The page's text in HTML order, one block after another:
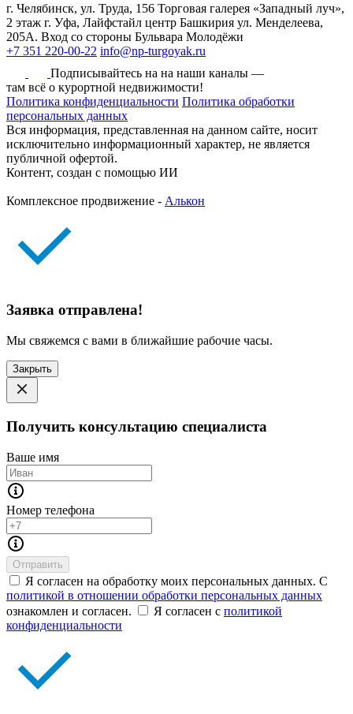
г. Челябинск, ул. Труда, 156 Торговая галерея «Западный луч»,
2 этаж г. Уфа, Лайфстайл центр Башкирия ул. Менделеева,
205А. Вход со стороны Бульвара Молодёжи
+7 351 220-00-22 info@np-turgoyak.ru
Подписывайтесь на на наши каналы —
там всё о курортной недвижимости!
Политика конфиденциальности Политика обработки
персональных данных
Вся информация, представленная на данном сайте, носит
исключительно информационный характер, не является
публичной офертой.
Контент, создан с помощью ИИ
Комплексное продвижение - Алькон
Заявка отправлена!
Мы свяжемся с вами в ближайшие рабочие часы.
Закрыть
Получить консультацию специалиста
Ваше имя
Номер телефона
Отправить
Я согласен на обработку моих персональных данных. С
политикой в отношении обработки персональных данных
ознакомлен и согласен.
Я согласен с политикой
конфиденциальности